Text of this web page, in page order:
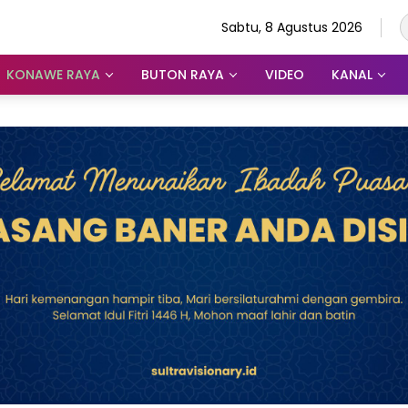
Sabtu, 8 Agustus 2026
KONAWE RAYA BUTON RAYA VIDEO KANAL